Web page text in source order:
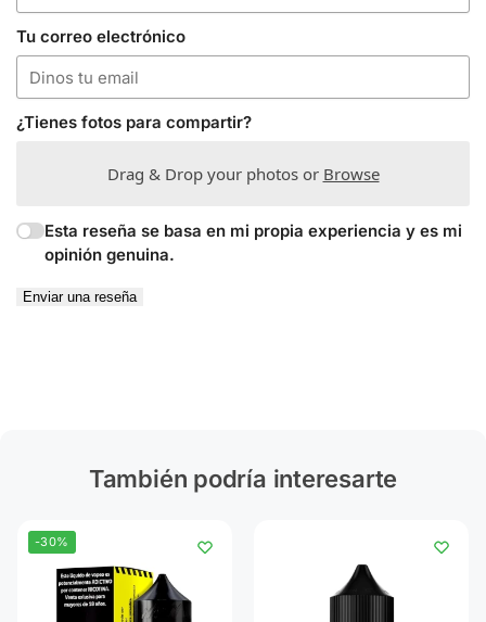
Tu correo electrónico
¿Tienes fotos para compartir?
Drag & Drop your photos or Browse
Esta reseña se basa en mi propia experiencia y es mi
opinión genuina.
Enviar una reseña
También podría interesarte
-30%